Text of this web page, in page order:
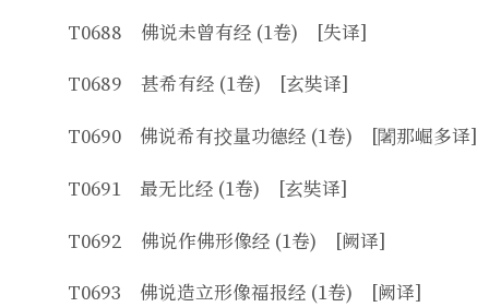
T0688 佛说未曾有经 (1卷) [失译]
T0689 甚希有经 (1卷) [玄奘译]
T0690 佛说希有挍量功德经 (1卷) [闍那崛多译]
T0691 最无比经 (1卷) [玄奘译]
T0692 佛说作佛形像经 (1卷) [阙译]
T0693 佛说造立形像福报经 (1卷) [阙译]